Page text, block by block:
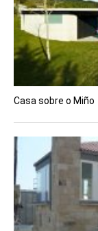
Casa sobre o Miño